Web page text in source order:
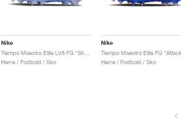
Nike
Herre / Fodbold / Sko
Nike
Herre / Fodbold / Sko